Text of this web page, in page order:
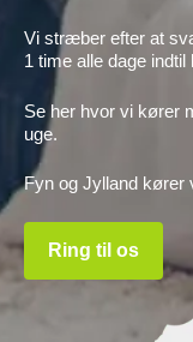
Vi stræber efter at
1 time alle dage indtil
Se her hvor vi kører
uge.
Fyn og Jylland kører
Ring til os